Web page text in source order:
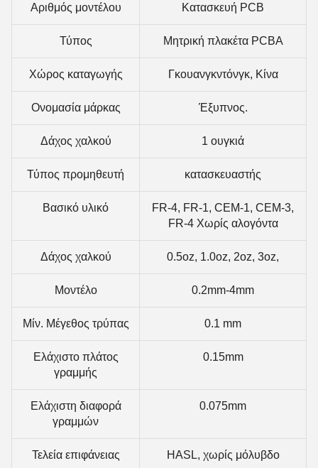
Αριθμός μοντέλου Κατασκευή PCB
Τύπος Μητρική πλακέτα PCBA
Χώρος καταγωγής Γκουανγκντόνγκ, Κίνα
Ονομασία μάρκας Έξυπνος.
Δάχος χαλκού 1 ουγκιά
Τύπος προμηθευτή κατασκευαστής
Βασικό υλικό
FR-4, FR-1, CEM-1, CEM-3,
FR-4 Χωρίς αλογόντα
Δάχος χαλκού 0.5oz, 1.0oz, 2oz, 3oz,
Μοντέλο 0.2mm-4mm
Μίν. Μέγεθος τρύπας 0.1 mm
Ελάχιστο πλάτος
γραμμής
0.15mm
Ελάχιστη διαφορά
γραμμών
0.075mm
Τελεία επιφάνειας HASL, χωρίς μόλυβδο